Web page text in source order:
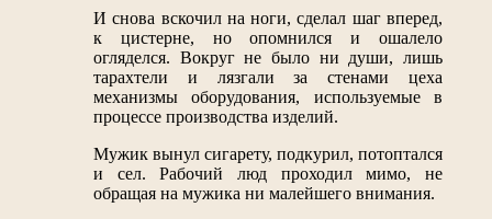
И снова вскочил на ноги, сделал шаг вперед,
к цистерне, но опомнился и ошалело
огляделся. Вокруг не было ни души, лишь
тарахтели и лязгали за стенами цеха
механизмы оборудования, используемые в
процессе производства изделий.
Мужик вынул сигарету, подкурил, потоптался
и сел. Рабочий люд проходил мимо, не
обращая на мужика ни малейшего внимания.